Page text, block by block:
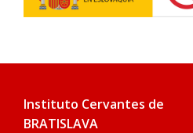
Instituto Cervantes de
BRATISLAVA